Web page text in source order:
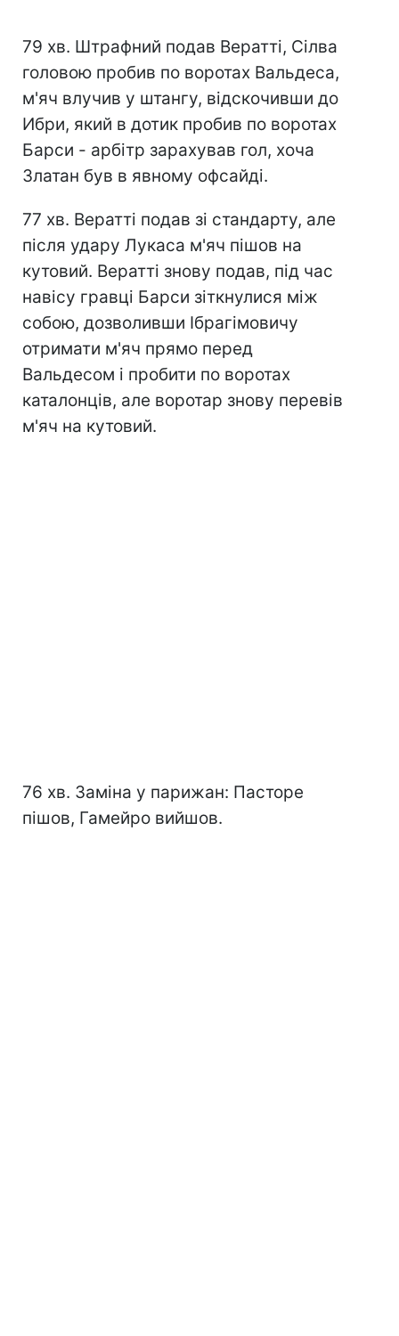
79 хв. Штрафний подав Вератті, Сілва
головою пробив по воротах Вальдеса,
м'яч влучив у штангу, відскочивши до
Ибри, який в дотик пробив по воротах
Барси - арбітр зарахував гол, хоча
Златан був в явному офсайді.
77 хв. Вератті подав зі стандарту, але
після удару Лукаса м'яч пішов на
кутовий. Вератті знову подав, під час
навісу гравці Барси зіткнулися між
собою, дозволивши Ібрагімовичу
отримати м'яч прямо перед
Вальдесом і пробити по воротах
каталонців, але воротар знову перевів
м'яч на кутовий.
76 хв. Заміна у парижан: Пасторе
пішов, Гамейро вийшов.